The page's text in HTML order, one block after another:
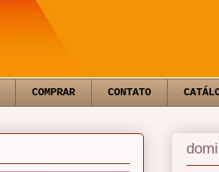
COMPRAR CONTATO